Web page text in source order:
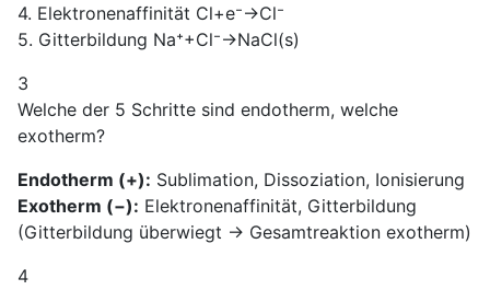
4. Elektronenaffinität Cl+e⁻→Cl⁻
5. Gitterbildung Na⁺+Cl⁻→NaCl(s)
3
Welche der 5 Schritte sind endotherm, welche
exotherm?
Endotherm (+): Sublimation, Dissoziation, Ionisierung
Exotherm (−): Elektronenaffinität, Gitterbildung
(Gitterbildung überwiegt → Gesamtreaktion exotherm)
4